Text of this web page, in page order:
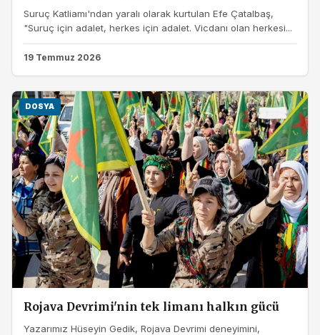
Suruç Katliamı'ndan yaralı olarak kurtulan Efe Çatalbaş,
"Suruç için adalet, herkes için adalet. Vicdanı olan herkesi...
19 Temmuz 2026
DOSYA
Rojava Devrimi'nin tek limanı halkın gücü
Yazarımız Hüseyin Gedik, Rojava Devrimi deneyimini,